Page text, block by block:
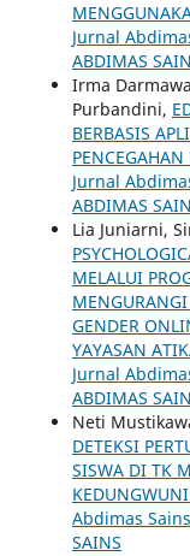
Jurnal
ABDIMAS
Irma
Purbandini,
BERBASIS
Jurnal
ABDIMAS
Lia Juniarni,
MELALUI
GENDER
YAYASAN
Jurnal
ABDIMAS
Neti
DETEKSI
SISWA DI TK
Abdimas
SAINS